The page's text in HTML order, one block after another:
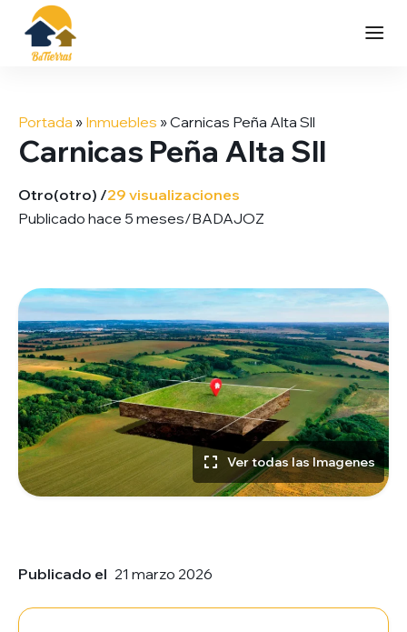
contenido
Portada » Inmuebles »Carnicas Peña Alta Sll
Carnicas Peña Alta Sll
Otro(otro) /29 visualizaciones
Publicado hace 5 meses/BADAJOZ
Ver todas las Imagenes
Publicado el 21 marzo 2026